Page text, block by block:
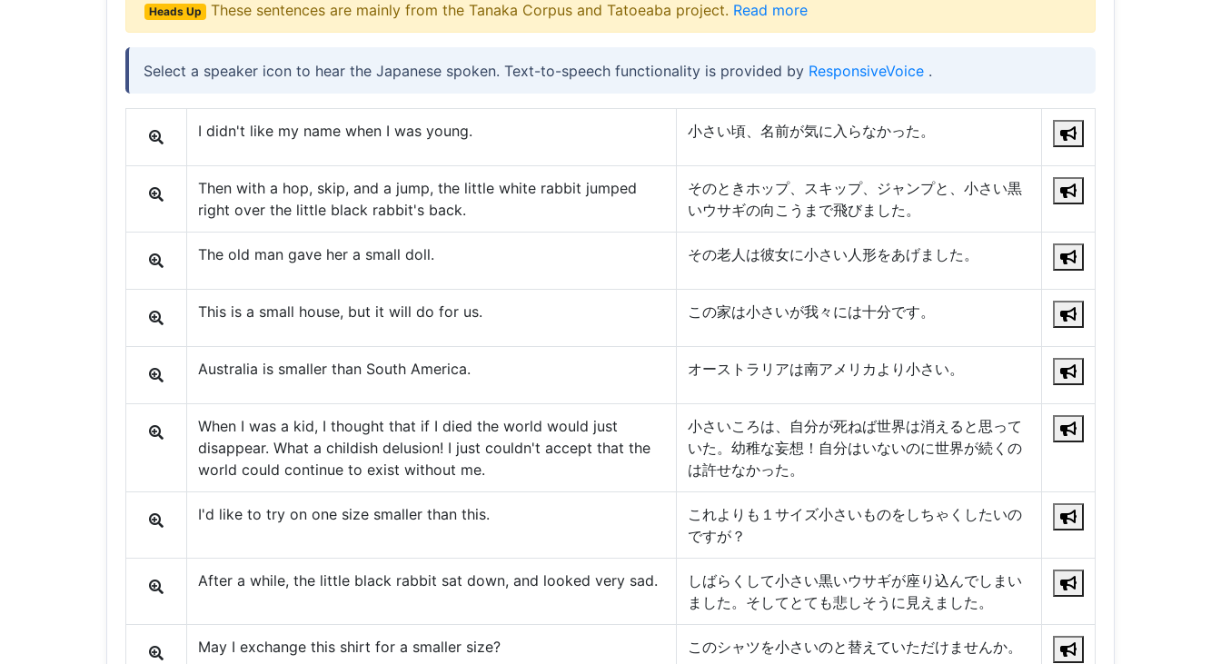
Heads Up These sentences are mainly from the Tanaka Corpus and Tatoeaba project. Read more
Select a speaker icon to hear the Japanese spoken. Text-to-speech functionality is provided by ResponsiveVoice .
I didn't like my name when I was young. 小さい頃、名前が気に入らなかった。
Then with a hop, skip, and a jump, the little white rabbit jumped
right over the little black rabbit's back.
そのときホップ、スキップ、ジャンプと、小さい黒
いウサギの向こうまで飛びました。
The old man gave her a small doll. その老人は彼女に小さい人形をあげました。
This is a small house, but it will do for us. この家は小さいが我々には十分です。
Australia is smaller than South America. オーストラリアは南アメリカより小さい。
When I was a kid, I thought that if I died the world would just
disappear. What a childish delusion! I just couldn't accept that the
world could continue to exist without me.
小さいころは、自分が死ねば世界は消えると思って
いた。幼稚な妄想！自分はいないのに世界が続くの
は許せなかった。
I'd like to try on one size smaller than this.
これよりも１サイズ小さいものをしちゃくしたいの
ですが？
After a while, the little black rabbit sat down, and looked very sad.
しばらくして小さい黒いウサギが座り込んでしまい
ました。そしてとても悲しそうに見えました。
May I exchange this shirt for a smaller size? このシャツを小さいのと替えていただけませんか。